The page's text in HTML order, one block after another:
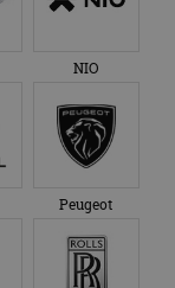
NIO
Peugeot